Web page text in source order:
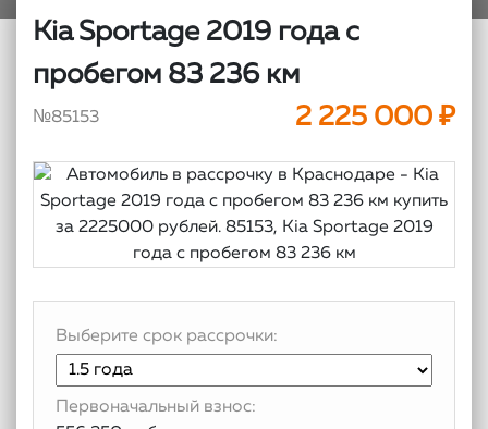
Kia Sportage 2019 года с
пробегом 83 236 км
№85153 2 225 000 ₽
Выберите срок рассрочки:
Первоначальный взнос: